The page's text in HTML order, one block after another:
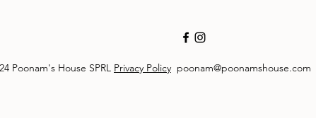
Poonam's House SPRL Privacy Policy poonam@poonamshouse.com